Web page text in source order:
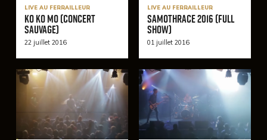
LIVE AU FERRAILLEUR
Ko Ko Mo (Concert
Sauvage)
22 juillet 2016
LIVE AU FERRAILLEUR
Samothrace 2016 (Full
Show)
01 juillet 2016